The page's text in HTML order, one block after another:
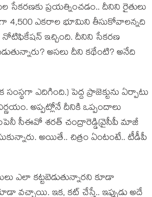
సేక‌ర‌ణ‌కు ప్ర‌య‌త్నించ‌డం.. దీనిని రైతులు
4,500 ఎక‌రాల భూమిని తీసుకోవాల‌న్న‌ది
నోటిఫికేష‌న్ ఇచ్చింది. దీనిని సేక‌ర‌ణ
అస‌లు దీని క‌థేంటి? అనేది
ఎదిగింది.) పెద్ద ప్రాజెక్టును ఏర్పాటు
అప్ప‌ట్లోనే దీనికి ఒప్పందాలు
సీఈవో శ‌ర‌త్ చంద్రారెడ్డి(వైసీపీ మాజీ
అయితే.. చిత్రం ఏంటంటే.. టీడీపీ
ఎలా క‌ట్ట‌బెడుతున్నార‌ని కూడా
వ‌చ్చాయి. ఇక‌, క‌ట్ చేస్తే.. ఇప్పుడు అదే